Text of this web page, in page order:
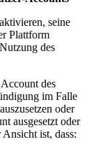
seine
Plattform
des
des
im Falle
oder
ausgesetzt oder
ist, dass: